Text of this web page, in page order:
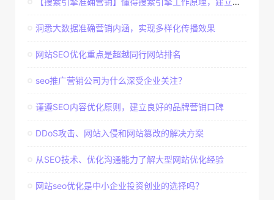
洞悉大数据准确营销内涵，实现多样化传播效果
网站SEO优化重点是超越同行网站排名
seo推广营销公司为什么深受企业关注？
谨遵SEO内容优化原则，建立良好的品牌营销口碑
DDoS攻击、网站入侵和网站篡改的解决方案
从SEO技术、优化沟通能力了解大型网站优化经验
网站seo优化是中小企业投资创业的选择吗？